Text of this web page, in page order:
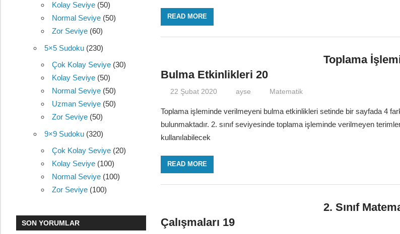
READ MORE
Toplama
Bulma Etkinlikleri 20
22 Şubat 2020 ayse Matematik
Toplama işleminde verilmeyeni bulma etkinlikleri setinde bir sayfada 4
bulunmaktadır. 2. sınıf seviyesinde toplama işleminde verilmeyen
kullanılabilecek
READ MORE
2. Sınıf
Çalışmaları 19
Kolay Seviye(50)
Normal Seviye(50)
Zor Seviye(60)
5×5 Sudoku(230)
Çok Kolay Seviye(30)
Kolay Seviye(50)
Normal Seviye(50)
Uzman Seviye(50)
Zor Seviye(50)
9×9 Sudoku(320)
Çok Kolay Seviye(20)
Kolay Seviye(100)
Normal Seviye(100)
Zor Seviye(100)
SON YORUMLAR